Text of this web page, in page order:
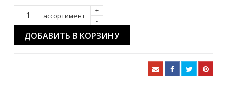
ассортимент
+
-
ДОБАВИТЬ В КОРЗИНУ